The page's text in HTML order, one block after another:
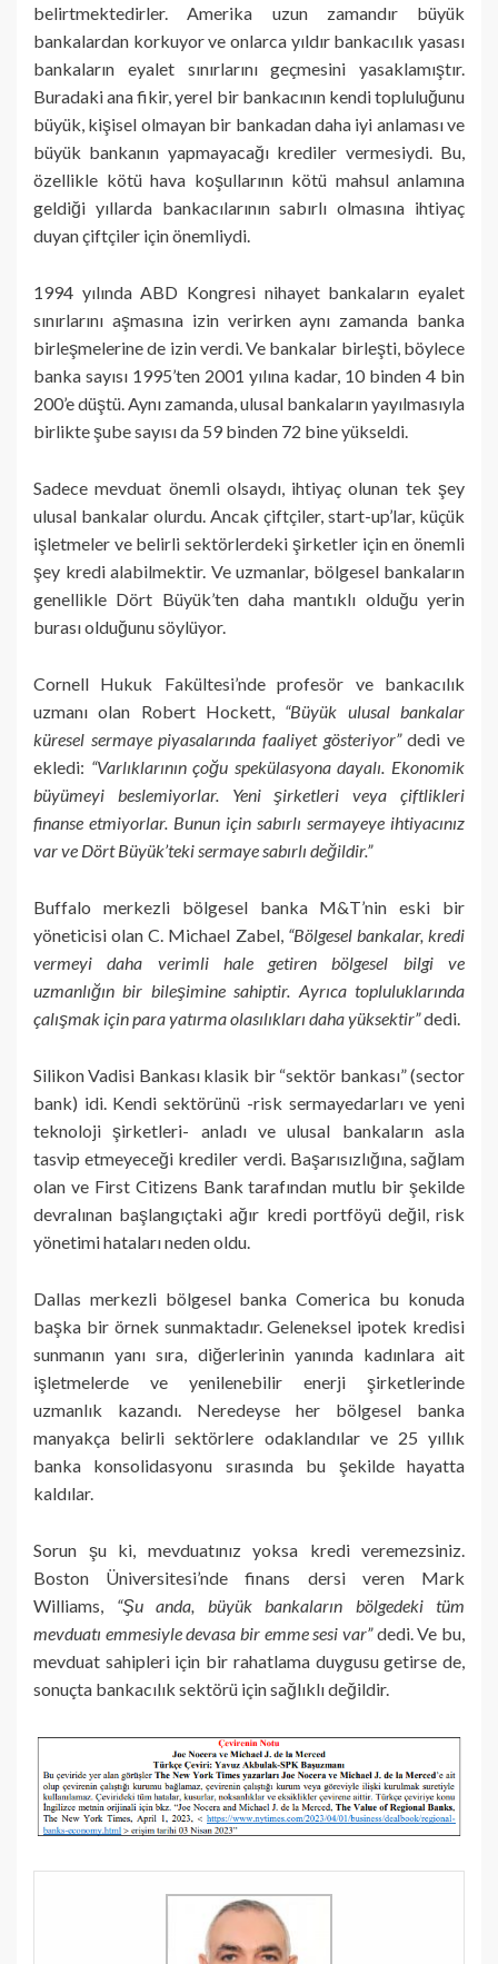
belirtmektedirler. Amerika uzun zamandır büyük
bankalardan korkuyor ve onlarca yıldır bankacılık yasası
bankaların eyalet sınırlarını geçmesini yasaklamıştır.
Buradaki ana fikir, yerel bir bankacının kendi topluluğunu
büyük, kişisel olmayan bir bankadan daha iyi anlaması ve
büyük bankanın yapmayacağı krediler vermesiydi. Bu,
özellikle kötü hava koşullarının kötü mahsul anlamına
geldiği yıllarda bankacılarının sabırlı olmasına ihtiyaç
duyan çiftçiler için önemliydi.
1994 yılında ABD Kongresi nihayet bankaların eyalet
sınırlarını aşmasına izin verirken aynı zamanda banka
birleşmelerine de izin verdi. Ve bankalar birleşti, böylece
banka sayısı 1995’ten 2001 yılına kadar, 10 binden 4 bin
200’e düştü. Aynı zamanda, ulusal bankaların yayılmasıyla
birlikte şube sayısı da 59 binden 72 bine yükseldi.
Sadece mevduat önemli olsaydı, ihtiyaç olunan tek şey
ulusal bankalar olurdu. Ancak çiftçiler, start-up’lar, küçük
işletmeler ve belirli sektörlerdeki şirketler için en önemli
şey kredi alabilmektir. Ve uzmanlar, bölgesel bankaların
genellikle Dört Büyük’ten daha mantıklı olduğu yerin
burası olduğunu söylüyor.
Cornell Hukuk Fakültesi’nde profesör ve bankacılık
uzmanı olan Robert Hockett, “Büyük ulusal bankalar
küresel sermaye piyasalarında faaliyet gösteriyor”dedi ve
ekledi: “Varlıklarının çoğu spekülasyona dayalı. Ekonomik
büyümeyi beslemiyorlar. Yeni şirketleri veya çiftlikleri
finanse etmiyorlar. Bunun için sabırlı sermayeye ihtiyacınız
var ve Dört Büyük’teki sermaye sabırlı değildir.”
Buffalo merkezli bölgesel banka M&T’nin eski bir
yöneticisi olan C. Michael Zabel, “Bölgesel bankalar, kredi
vermeyi daha verimli hale getiren bölgesel bilgi ve
uzmanlığın bir bileşimine sahiptir. Ayrıca topluluklarında
çalışmak için para yatırma olasılıkları daha yüksektir”dedi.
Silikon Vadisi Bankası klasik bir “sektör bankası” (sector
bank) idi. Kendi sektörünü -risk sermayedarları ve yeni
teknoloji şirketleri- anladı ve ulusal bankaların asla
tasvip etmeyeceği krediler verdi. Başarısızlığına, sağlam
olan ve First Citizens Bank tarafından mutlu bir şekilde
devralınan başlangıçtaki ağır kredi portföyü değil, risk
yönetimi hataları neden oldu.
Dallas merkezli bölgesel banka Comerica bu konuda
başka bir örnek sunmaktadır. Geleneksel ipotek kredisi
sunmanın yanı sıra, diğerlerinin yanında kadınlara ait
işletmelerde ve yenilenebilir enerji şirketlerinde
uzmanlık kazandı. Neredeyse her bölgesel banka
manyakça belirli sektörlere odaklandılar ve 25 yıllık
banka konsolidasyonu sırasında bu şekilde hayatta
kaldılar.
Sorun şu ki, mevduatınız yoksa kredi veremezsiniz.
Boston Üniversitesi’nde finans dersi veren Mark
Williams, “Şu anda, büyük bankaların bölgedeki tüm
mevduatı emmesiyle devasa bir emme sesi var”dedi. Ve bu,
mevduat sahipleri için bir rahatlama duygusu getirse de,
sonuçta bankacılık sektörü için sağlıklı değildir.